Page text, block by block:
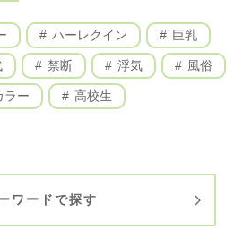
ハーレクイン 巨乳
禁断 浮気 風俗
ラー 高校生
ワードで探す